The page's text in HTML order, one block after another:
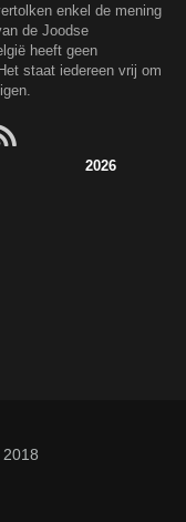
enkel de mening
de Joodse
heeft geen
staat iedereen vrij om
2026